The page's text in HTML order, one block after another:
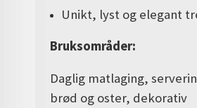
Unikt, lyst og elegant
Bruksområder:
Daglig matlaging,
brød og oster, dekorativ